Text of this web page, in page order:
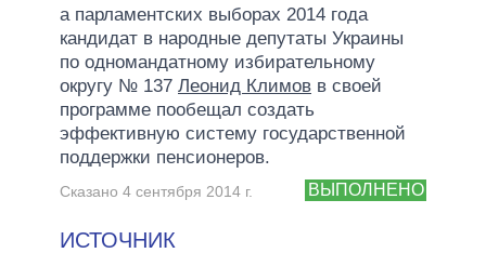
ВСЕ ПЕРСОНЫ
а парламентских выборах 2014 года
кандидат в народные депутаты Украины
по одномандатному избирательному
округу № 137 Леонид Климов в своей
программе пообещал создать
эффективную систему государственной
поддержки пенсионеров.
ВЫПОЛНЕНО
Сказано 4 сентября 2014 г.
ИСТОЧНИК